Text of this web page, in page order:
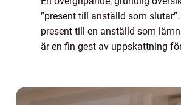
”present till anställd som
present till en anställd som
är en fin gest av uppskattning